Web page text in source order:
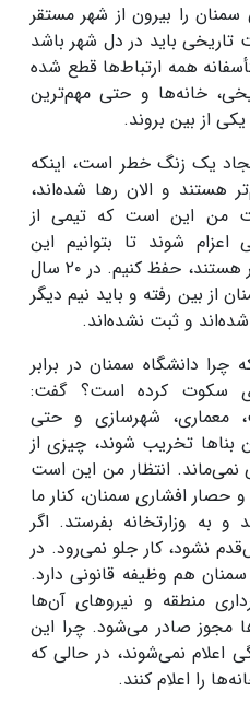
را بیرون از شهر مستقر
تاریخی باید در دل شهر باشد
همه ارتباط‌ها قطع شده
خانه‌ها و حتی مهم‌ترین
از بین بروند.
یک زنگ خطر است، اینکه
هستند و الان رها شده‌اند،
من این است که تیمی از
اعزام شوند تا بتوانیم این
بناهای اصیل را که هویت شهر هستند، حفظ کنیم. در ٢٠ سال
از بین رفته و باید نیم دیگر
و ثبت نشده‌اند.
دانشگاه سمنان در برابر
سکوت کرده است؟ گفت:
معماری، شهرسازی و حتی
بناها تخریب شوند، چیزی از
انتظار من این است
و حصار افشاری سمنان، کنار ما
و به وزارتخانه بفرستد. اگر
نشود، کار جلو نمی‌رود. در
هم وظیفه قانونی دارد.
منطقه و نیروهای آن‌ها
مجوز صادر می‌شود. چرا این
اعلام نمی‌شوند، در حالی که
را اعلام کنند.